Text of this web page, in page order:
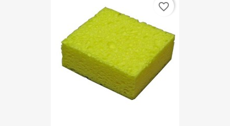
favorite_border